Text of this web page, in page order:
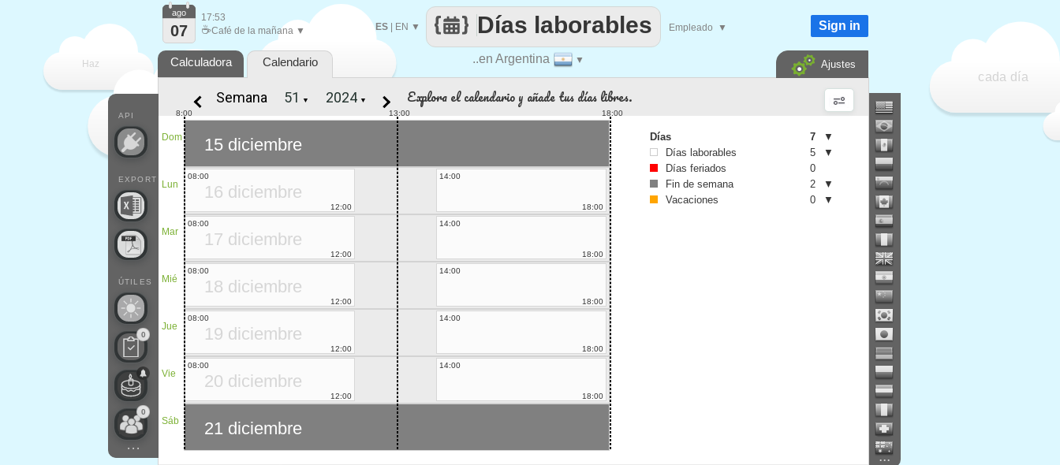
Haz
que
cada día
..en Argentina ▼
Días laborables
ES EN ▼ Empleado ▼
API
EXPORT
ÚTILES
0
0
...
ago
07
17:53
☕Café de la mañana ▼ Sign in
Calculadora Calendario Ajustes
...
Semana ▼ ▼ Explora el calendario y añade tus días libres.
Dom
Lun
Mar
Mié
Jue
Vie
Sáb
13:00
8:00 18:00
15 diciembre
16 diciembre
08:00
12:00
14:00
18:00
17 diciembre
08:00
12:00
14:00
18:00
18 diciembre
08:00
12:00
14:00
18:00
19 diciembre
08:00
12:00
14:00
18:00
20 diciembre
08:00
12:00
14:00
18:00
21 diciembre
Días 7
▼
Días laborables
5
▼
Días feriados
0
Fin de semana
2
▼
Vacaciones
0 ▼